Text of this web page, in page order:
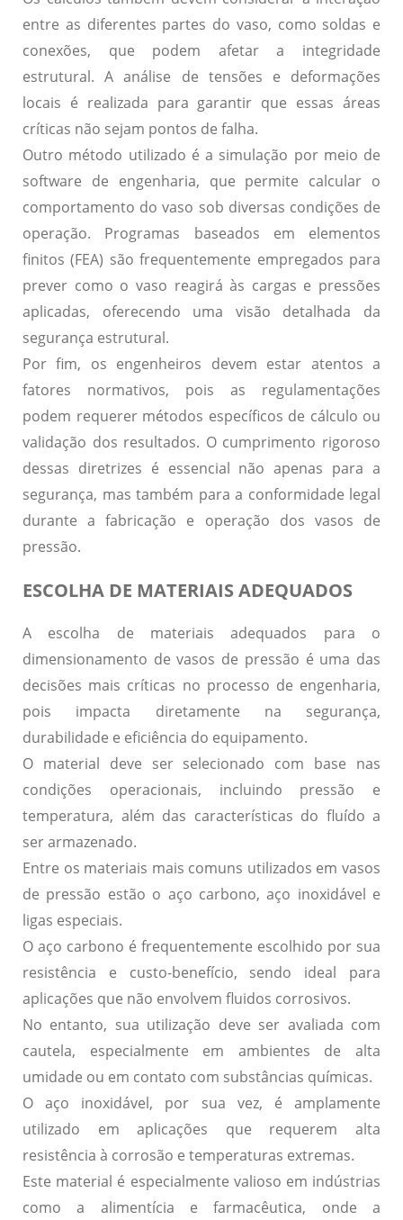
entre as diferentes partes do vaso, como soldas e
conexões, que podem afetar a integridade
estrutural. A análise de tensões e deformações
locais é realizada para garantir que essas áreas
críticas não sejam pontos de falha.
Outro método utilizado é a simulação por meio de
software de engenharia, que permite calcular o
comportamento do vaso sob diversas condições de
operação. Programas baseados em elementos
finitos (FEA) são frequentemente empregados para
prever como o vaso reagirá às cargas e pressões
aplicadas, oferecendo uma visão detalhada da
segurança estrutural.
Por fim, os engenheiros devem estar atentos a
fatores normativos, pois as regulamentações
podem requerer métodos específicos de cálculo ou
validação dos resultados. O cumprimento rigoroso
dessas diretrizes é essencial não apenas para a
segurança, mas também para a conformidade legal
durante a fabricação e operação dos vasos de
pressão.
ESCOLHA DE MATERIAIS ADEQUADOS
A escolha de materiais adequados para o
dimensionamento de vasos de pressão é uma das
decisões mais críticas no processo de engenharia,
pois impacta diretamente na segurança,
durabilidade e eficiência do equipamento.
O material deve ser selecionado com base nas
condições operacionais, incluindo pressão e
temperatura, além das características do fluído a
ser armazenado.
Entre os materiais mais comuns utilizados em vasos
de pressão estão o aço carbono,aço inoxidável e
ligas especiais.
O aço carbono é frequentemente escolhido por sua
resistência e custo-benefício, sendo ideal para
aplicações que não envolvem fluidos corrosivos.
No entanto, sua utilização deve ser avaliada com
cautela, especialmente em ambientes de alta
umidade ou em contato com substâncias químicas.
O aço inoxidável, por sua vez, é amplamente
utilizado em aplicações que requerem alta
resistência à corrosão e temperaturas extremas.
Este material é especialmente valioso em indústrias
como a alimentícia e farmacêutica, onde a